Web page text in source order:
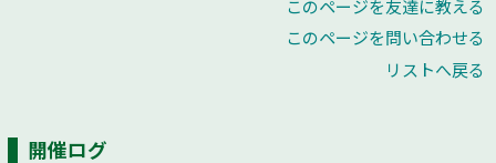
このページを友達に教える
このページを問い合わせる
リストへ戻る
開催ログ